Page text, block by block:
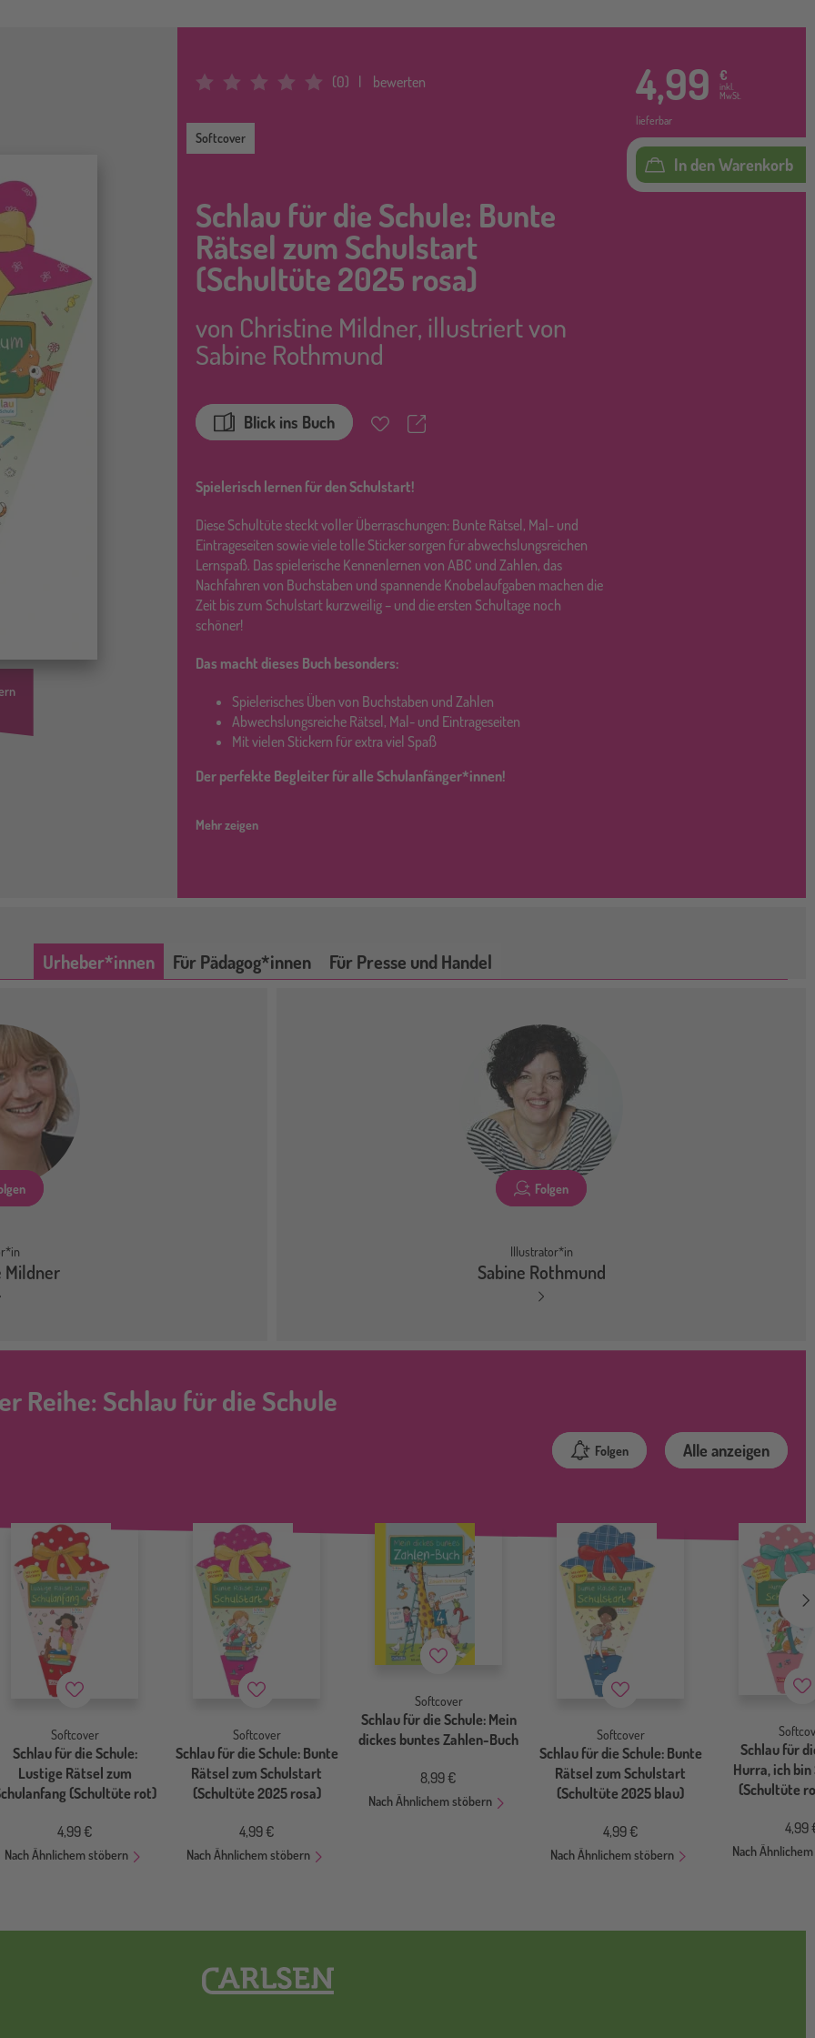
Average Rating: 0 (0) bewerten
Softcover
Softcover
Schlau für die Schule: Bunte
Rätsel zum Schulstart
(Schultüte 2025 rosa)
von Christine Mildner, illustriert von
Sabine Rothmund
Blick ins Buch MerkzettelTeilen
Spielerisch lernen für den Schulstart!
Diese Schultüte steckt voller Überraschungen: Bunte Rätsel, Mal- und
Eintrageseiten sowie viele tolle Sticker sorgen für abwechslungsreichen
Lernspaß. Das spielerische Kennenlernen von ABC und Zahlen, das
Nachfahren von Buchstaben und spannende Knobelaufgaben machen die
Zeit bis zum Schulstart kurzweilig – und die ersten Schultage noch
schöner!
Das macht dieses Buch besonders:
Spielerisches Üben von Buchstaben und Zahlen
Abwechslungsreiche Rätsel, Mal- und Eintrageseiten
Mit vielen Stickern für extra viel Spaß
Der perfekte Begleiter für alle Schulanfänger*innen!
Mehr zeigen
4,99 €
inkl.
MwSt.
lieferbar
In den Warenkorb
Urheber*innen Für Pädagog*innen Für Presse und Handel
Mildner
Folgen
Illustrator*in
Sabine Rothmund
Reihe: Schlau für die Schule
Folgen Alle anzeigen
Merkzettel
Softcover
Schlau für die Schule:
Lustige Rätsel zum
(Schultüte rot)
4,99 €
Nach Ähnlichem stöbern
Merkzettel
Softcover
Schlau für die Schule: Bunte
Rätsel zum Schulstart
(Schultüte 2025 rosa)
4,99 €
Nach Ähnlichem stöbern
Merkzettel
Softcover
Schlau für die Schule: Mein
dickes buntes Zahlen-Buch
8,99 €
Nach Ähnlichem stöbern
Merkzettel
Softcover
Schlau für die Schule: Bunte
Rätsel zum Schulstart
(Schultüte 2025 blau)
4,99 €
Nach Ähnlichem stöbern
Schlau für
Hurra, ich
(Schultüte
4,99
Nach